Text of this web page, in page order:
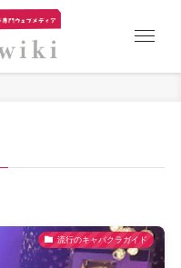
流行のキャバクラガイド